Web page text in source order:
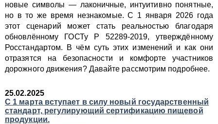
новые символы — лаконичные, интуитивно понятные,
но в то же время незнакомые. С 1 января 2026 года
этот сценарий может стать реальностью благодаря
обновлённому ГОСТу Р 52289-2019, утверждённому
Росстандартом. В чём суть этих изменений и как они
отразятся на безопасности и комфорте участников
дорожного движения? Давайте рассмотрим подробнее.
25.02.2025
С 1 марта вступает в силу новый государственный
стандарт, регулирующий сертификацию пищевой
продукции.